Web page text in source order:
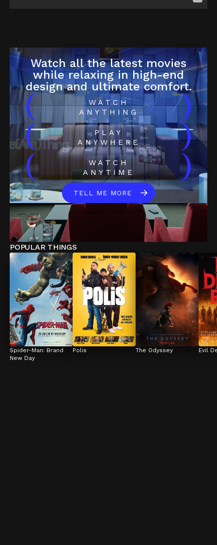
Watch all the latest movies
while relaxing in high-end
design and ultimate comfort.
(
WATCH
ANYTHING
)
(
PLAY
ANYWHERE
)
(
WATCH
ANYTIME
)
TELL ME MORE
POPULAR THINGS
Spider-Man: Brand
New Day
Polis The Odyssey Evil